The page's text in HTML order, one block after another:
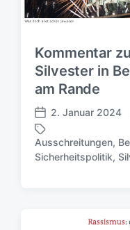
Kommentar
Silvester in
am Rande
V
e
r
ö
2. Januar 2024
S
Ausschreitungen,
Sicherheitspolitik,